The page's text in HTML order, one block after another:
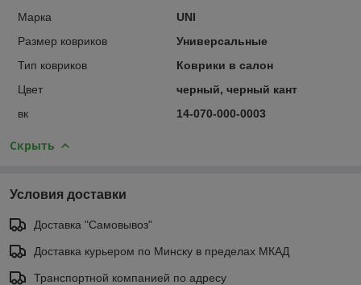
Марка
UNI
Размер ковриков
Универсальные
Тип ковриков
Коврики в салон
Цвет
черный, черный кант
вк
14-070-000-0003
Скрыть
Условия доставки
Доставка "Самовывоз"
Доставка курьером по Минску в пределах МКАД
Транспортной компанией по адресу